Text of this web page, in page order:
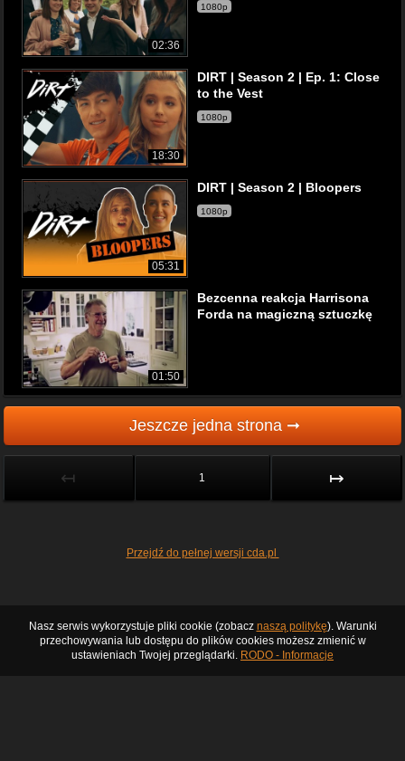
02:36
1080p
18:30
DIRT | Season 2 | Ep. 1: Close
to the Vest
1080p
05:31
DIRT | Season 2 | Bloopers
1080p
01:50
Bezcenna reakcja Harrisona
Forda na magiczną sztuczkę
Jeszcze jedna strona ➞
↤ 1 ↦
Przejdź do pełnej wersji cda.pl
Nasz serwis wykorzystuje pliki cookie (zobacz naszą politykę). Warunki
przechowywania lub dostępu do plików cookies możesz zmienić w
ustawieniach Twojej przeglądarki. RODO - Informacje